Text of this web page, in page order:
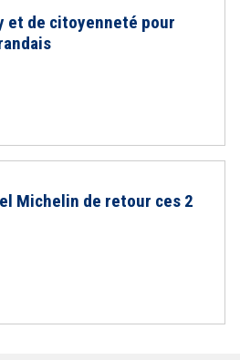
et de citoyenneté pour
Michelin de retour ces 2